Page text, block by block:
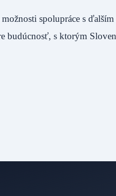
spolupráce s
s ktorým